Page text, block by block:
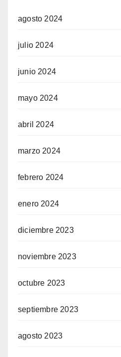
agosto 2024
julio 2024
junio 2024
mayo 2024
abril 2024
marzo 2024
febrero 2024
enero 2024
diciembre 2023
noviembre 2023
octubre 2023
septiembre 2023
agosto 2023